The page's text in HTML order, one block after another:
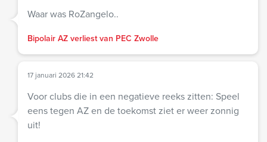
Waar was RoZangelo..
Bipolair AZ verliest van PEC Zwolle
17 januari 2026 21:42
Voor clubs die in een negatieve reeks zitten: Speel
eens tegen AZ en de toekomst ziet er weer zonnig
uit!